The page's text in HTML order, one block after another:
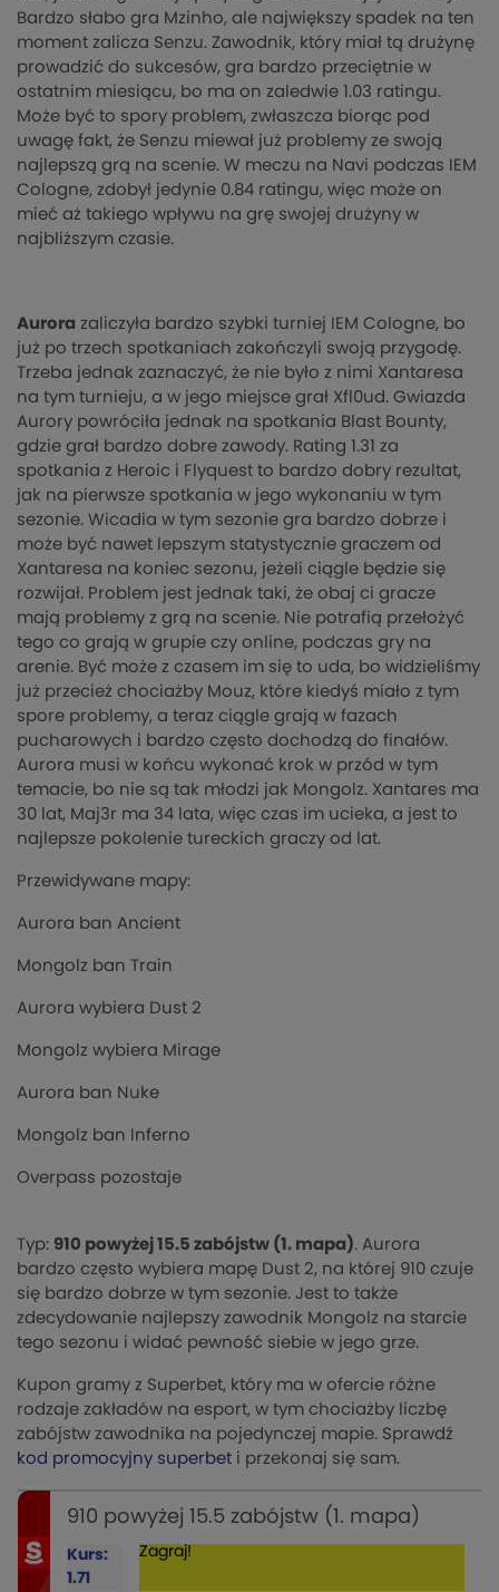
Bardzo słabo gra Mzinho, ale największy spadek na ten
moment zalicza Senzu. Zawodnik, który miał tą drużynę
prowadzić do sukcesów, gra bardzo przeciętnie w
ostatnim miesiącu, bo ma on zaledwie 1.03 ratingu.
Może być to spory problem, zwłaszcza biorąc pod
uwagę fakt, że Senzu miewał już problemy ze swoją
najlepszą grą na scenie. W meczu na Navi podczas IEM
Cologne, zdobył jedynie 0.84 ratingu, więc może on
mieć aż takiego wpływu na grę swojej drużyny w
najbliższym czasie.
Aurora zaliczyła bardzo szybki turniej IEM Cologne, bo
już po trzech spotkaniach zakończyli swoją przygodę.
Trzeba jednak zaznaczyć, że nie było z nimi Xantaresa
na tym turnieju, a w jego miejsce grał Xfl0ud. Gwiazda
Aurory powróciła jednak na spotkania Blast Bounty,
gdzie grał bardzo dobre zawody. Rating 1.31 za
spotkania z Heroic i Flyquest to bardzo dobry rezultat,
jak na pierwsze spotkania w jego wykonaniu w tym
sezonie. Wicadia w tym sezonie gra bardzo dobrze i
może być nawet lepszym statystycznie graczem od
Xantaresa na koniec sezonu, jeżeli ciągle będzie się
rozwijał. Problem jest jednak taki, że obaj ci gracze
mają problemy z grą na scenie. Nie potrafią przełożyć
tego co grają w grupie czy online, podczas gry na
arenie. Być może z czasem im się to uda, bo widzieliśmy
już przecież chociażby Mouz, które kiedyś miało z tym
spore problemy, a teraz ciągle grają w fazach
pucharowych i bardzo często dochodzą do finałów.
Aurora musi w końcu wykonać krok w przód w tym
temacie, bo nie są tak młodzi jak Mongolz. Xantares ma
30 lat, Maj3r ma 34 lata, więc czas im ucieka, a jest to
najlepsze pokolenie tureckich graczy od lat.
Przewidywane mapy:
Aurora ban Ancient
Mongolz ban Train
Aurora wybiera Dust 2
Mongolz wybiera Mirage
Aurora ban Nuke
Mongolz ban Inferno
Overpass pozostaje
Typ: 910 powyżej 15.5 zabójstw (1. mapa). Aurora
bardzo często wybiera mapę Dust 2, na której 910 czuje
się bardzo dobrze w tym sezonie. Jest to także
zdecydowanie najlepszy zawodnik Mongolz na starcie
tego sezonu i widać pewność siebie w jego grze.
Kupon gramy z Superbet, który ma w ofercie różne
rodzaje zakładów na esport, w tym chociażby liczbę
zabójstw zawodnika na pojedynczej mapie. Sprawdź
kod promocyjny superbet i przekonaj się sam.
910 powyżej 15.5 zabójstw (1. mapa)
Kurs:
1.71
Zagraj!